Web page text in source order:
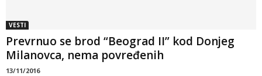
VESTI
Prevrnuo se brod “Beograd II” kod Donjeg
Milanovca, nema povređenih
13/11/2016